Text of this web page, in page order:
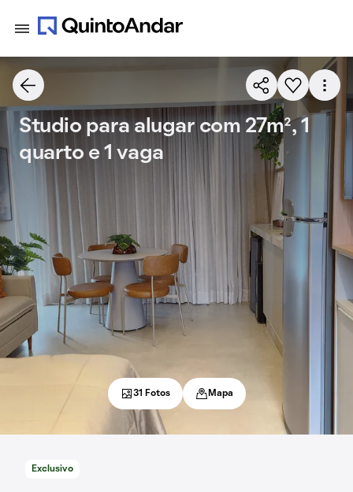
Exclusivo
Studio para alugar com 27m², 1
quarto e 1 vaga
31 Fotos Mapa